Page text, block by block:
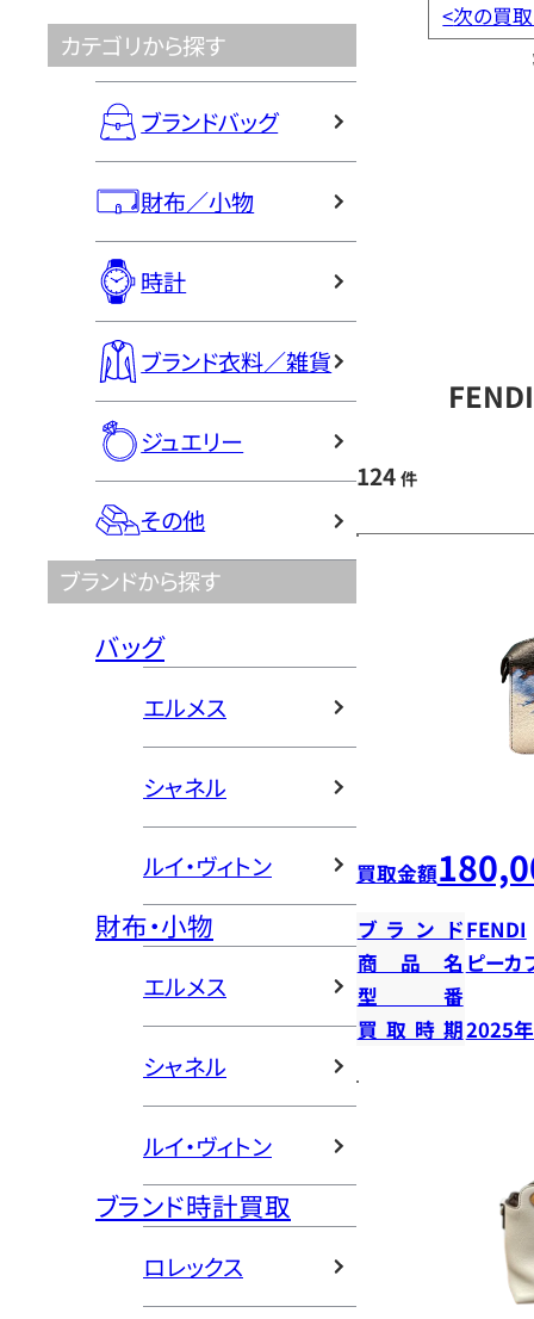
カテゴリから探す
ブランドバッグ
財布／小物
時計
ブランド衣料／雑貨
ジュエリー
その他
ブランドから探す
バッグ
エルメス
シャネル
ルイ・ヴィトン
財布・小物
エルメス
シャネル
ルイ・ヴィトン
ブランド時計買取
ロレックス
<次の買
124 件
買取金額
ブランドFENDI
商品名 ピーカ
型番
買取時期2025